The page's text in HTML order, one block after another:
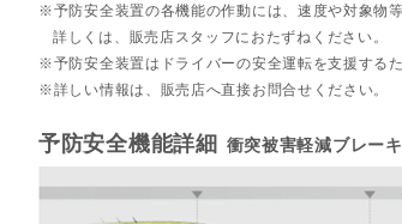
予防安全装置の各機能の作動には、速度や対象物
詳しくは、販売店スタッフにおたずねください。
予防安全装置はドライバーの安全運転を支援する
詳しい情報は、販売店へ直接お問合せください。
予防安全機能詳細 衝突被害軽減ブレーキ